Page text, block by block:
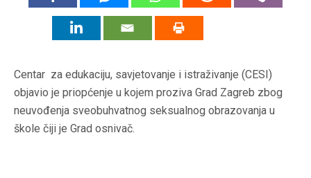
Centar za edukaciju, savjetovanje i istraživanje (CESI)
objavio je priopćenje u kojem proziva Grad Zagreb zbog
neuvođenja sveobuhvatnog seksualnog obrazovanja u
škole čiji je Grad osnivač.